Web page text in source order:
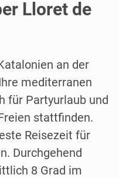
Lloret de
an der
mediterranen
für Partyurlaub und
stattfinden.
Reisezeit für
Durchgehend
8 Grad im